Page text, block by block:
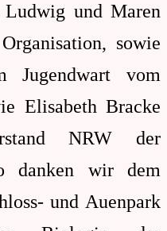
und Maren
sowie
Jugendwart vom
Elisabeth Bracke
NRW der
danken wir dem
und Auenpark